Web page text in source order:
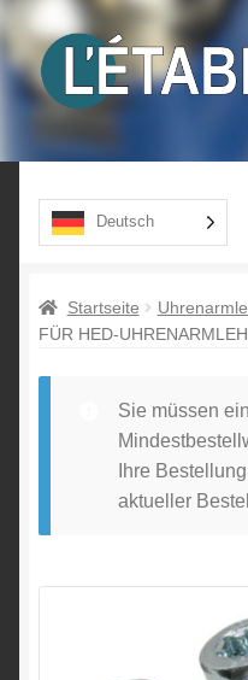
Zur
Navigation
gehen
Zum
Inhalt
springen
Produkte
Über uns
Deutsch
Startseite
FÜR HED-
Sie müssen
Ihre
aktueller